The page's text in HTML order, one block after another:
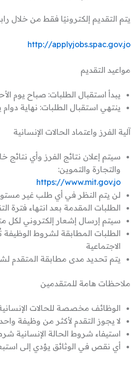
يتم التقديم إلكترونيًا فقط من خلال
http://applyjobs.spac.gov.jo
مواعيد التقديم
يبدأ استقبال الطلبات: صباح يوم الأحد
ينتهي استقبال الطلبات: نهاية دوام يوم
آلية الفرز واعتماد الحالات الإنسانية
سيتم إعلان نتائج الفرز وأي
والتجارة والتموين:
https://www.mit.gov.jo
لن يتم النظر في أي طلب غير
الطلبات المقدمة بعد انتهاء فترة
سيتم إرسال إشعار إلكتروني لكل
الطلبات المطابقة لشروط الوظيفة
الاجتماعية
يتم تحديد مدى مطابقة المتقدم
ملاحظات هامة للمتقدمين
الوظائف مخصصة للحالات
لا يجوز التقدم لأكثر من وظيفة
استيفاء شروط الحالة الإنسانية
أي نقص في الوثائق يؤدي إلى